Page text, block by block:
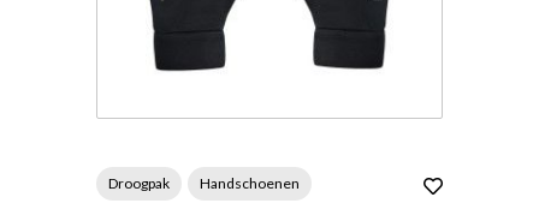
Droogpak Handschoenen